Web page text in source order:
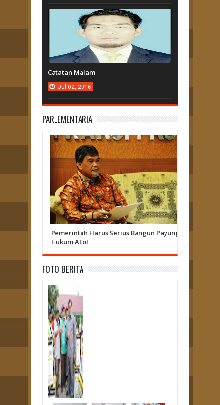
Catatan Malam
Jul 02, 2016
PARLEMENTARIA
Pemerintah Harus Serius Bangun Payung
Hukum AEoI
Herizal
Curup -
FOTO BERITA